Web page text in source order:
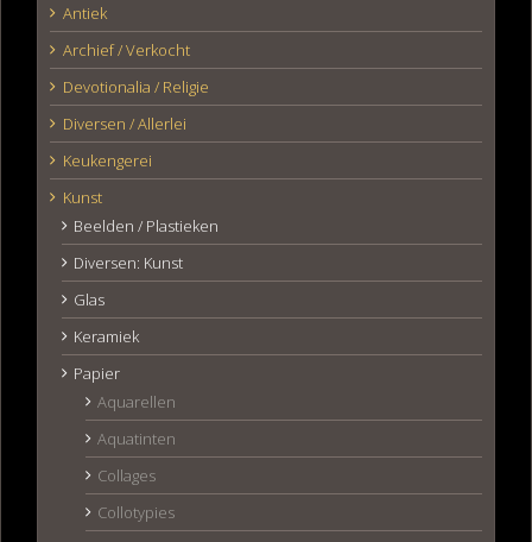
Antiek
Archief / Verkocht
Devotionalia / Religie
Diversen / Allerlei
Keukengerei
Kunst
Beelden / Plastieken
Diversen: Kunst
Glas
Keramiek
Papier
Aquarellen
Aquatinten
Collages
Collotypies